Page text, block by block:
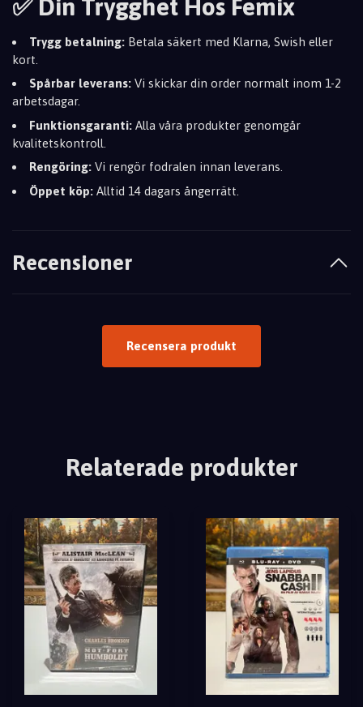
✅ Din Trygghet Hos Femix
Trygg betalning: Betala säkert med Klarna, Swish eller
kort.
Spårbar leverans: Vi skickar din order normalt inom 1-2
arbetsdagar.
Funktionsgaranti: Alla våra produkter genomgår
kvalitetskontroll.
Rengöring: Vi rengör fodralen innan leverans.
Öppet köp: Alltid 14 dagars ångerrätt.
Recensioner
Recensera produkt
Relaterade produkter